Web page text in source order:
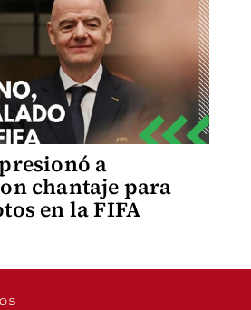
a
chantaje para
en la FIFA